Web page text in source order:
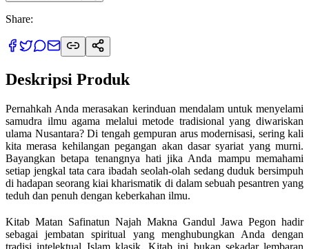
Share:
Deskripsi Produk
Pernahkah Anda merasakan kerinduan mendalam untuk menyelami
samudra ilmu agama melalui metode tradisional yang diwariskan
ulama Nusantara? Di tengah gempuran arus modernisasi, sering kali
kita merasa kehilangan pegangan akan dasar syariat yang murni.
Bayangkan betapa tenangnya hati jika Anda mampu memahami
setiap jengkal tata cara ibadah seolah-olah sedang duduk bersimpuh
di hadapan seorang kiai kharismatik di dalam sebuah pesantren yang
teduh dan penuh dengan keberkahan ilmu.
Kitab Matan Safinatun Najah Makna Gandul Jawa Pegon hadir
sebagai jembatan spiritual yang menghubungkan Anda dengan
tradisi intelektual Islam klasik. Kitab ini bukan sekadar lembaran